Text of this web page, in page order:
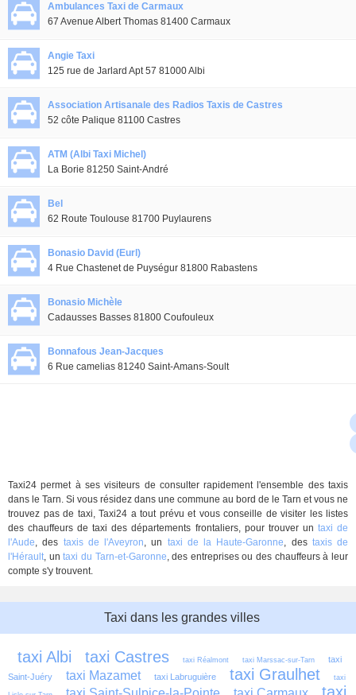
Ambulances Taxi de Carmaux
67 Avenue Albert Thomas 81400 Carmaux
Angie Taxi
125 rue de Jarlard Apt 57 81000 Albi
Association Artisanale des Radios Taxis de Castres
52 côte Palique 81100 Castres
ATM (Albi Taxi Michel)
La Borie 81250 Saint-André
Bel
62 Route Toulouse 81700 Puylaurens
Bonasio David (Eurl)
4 Rue Chastenet de Puységur 81800 Rabastens
Bonasio Michèle
Cadausses Basses 81800 Coufouleux
Bonnafous Jean-Jacques
6 Rue camelias 81240 Saint-Amans-Soult
Taxi24 permet à ses visiteurs de consulter rapidement l'ensemble des taxis
dans le Tarn. Si vous résidez dans une commune au bord de le Tarn et vous ne
trouvez pas de taxi, Taxi24 a tout prévu et vous conseille de visiter les listes
des chauffeurs de taxi des départements frontaliers, pour trouver un taxi de
l'Aude, des taxis de l'Aveyron, un taxi de la Haute-Garonne, des taxis de
l'Hérault, untaxi du Tarn-et-Garonne, des entreprises ou des chauffeurs à leur
compte s'y trouvent.
Taxi dans les grandes villes
taxi Albi taxi Castres taxi Réalmont taxi Marssac-sur-Tarn
taxi
Saint-Juéry
taxi Mazamet taxi Labruguière taxi Graulhet taxi